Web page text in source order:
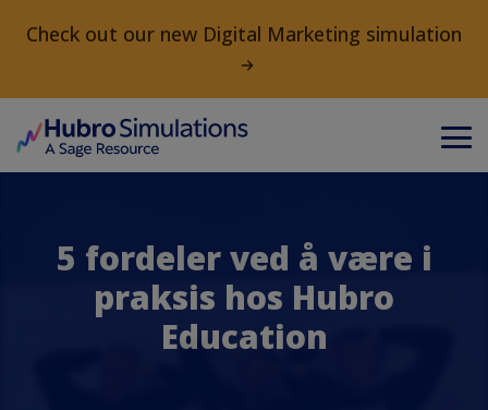
Check out our new Digital Marketing simulation
5 fordeler ved å være i
praksis hos Hubro
Education